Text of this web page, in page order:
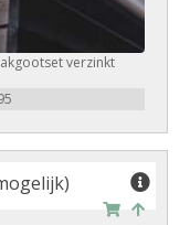
verzinkt